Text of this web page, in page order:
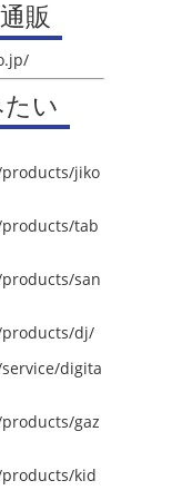
販
い
jiko
tab
san
dj/
digita
gaz
kid